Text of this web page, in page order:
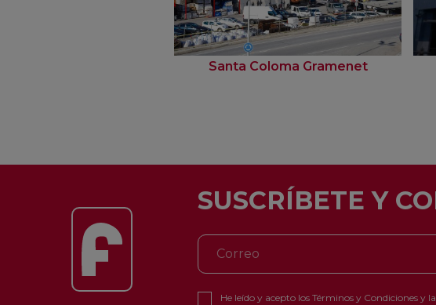
Santa Coloma Gramenet
SUSCRÍBETE Y
He leído y acepto los Términos y Condicionesy la